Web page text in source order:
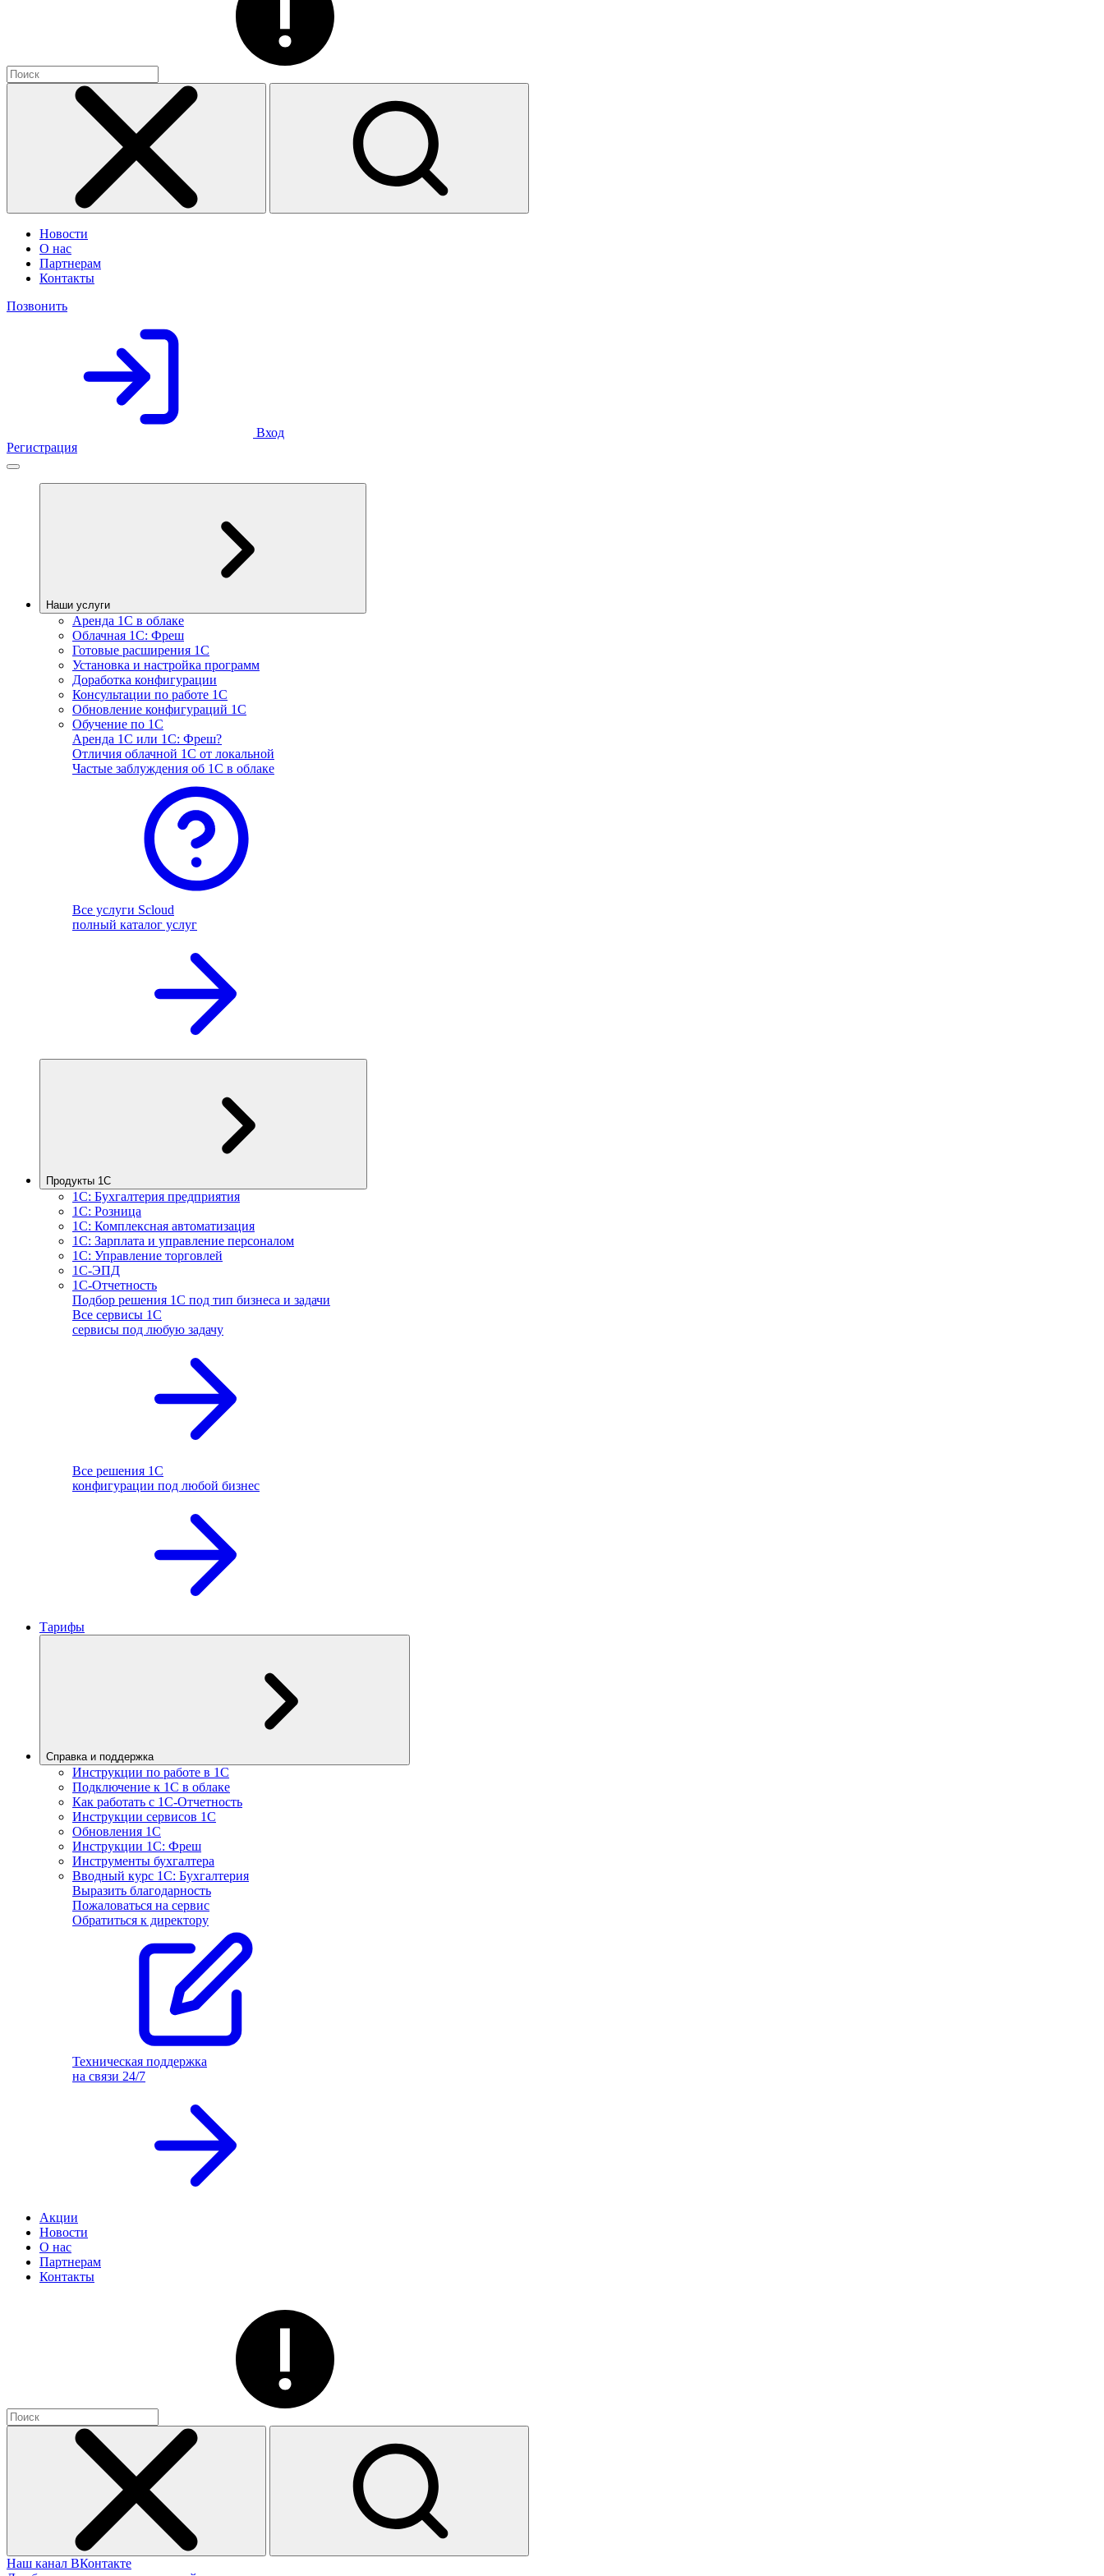
Новости
О нас
Партнерам
Контакты
Позвонить
Вход
Регистрация
Наши услуги
Аренда 1С в облаке
Облачная 1С: Фреш
Готовые расширения 1С
Установка и настройка программ
Доработка конфигурации
Консультации по работе 1С
Обновление конфигураций 1С
Обучение по 1С
Аренда 1С или 1С: Фреш?
Отличия облачной 1С от локальной
Частые заблуждения об 1С в облаке
Все услуги Scloud
полный каталог услуг
Продукты 1С
1С: Бухгалтерия предприятия
1С: Розница
1С: Комплексная автоматизация
1С: Зарплата и управление персоналом
1С: Управление торговлей
1С-ЭПД
1С-Отчетность
Подбор решения 1С под тип бизнеса и задачи
Все сервисы 1С
сервисы под любую задачу
Все решения 1С
конфигурации под любой бизнес
Тарифы
Справка и поддержка
Инструкции по работе в 1С
Подключение к 1С в облаке
Как работать с 1С‑Отчетность
Инструкции сервисов 1С
Обновления 1С
Инструкции 1С: Фреш
Инструменты бухгалтера
Вводный курс 1С: Бухгалтерия
Выразить благодарность
Пожаловаться на сервис
Обратиться к директору
Техническая поддержка
на связи 24/7
Акции
Новости
О нас
Партнерам
Контакты
Наш канал ВКонтакте